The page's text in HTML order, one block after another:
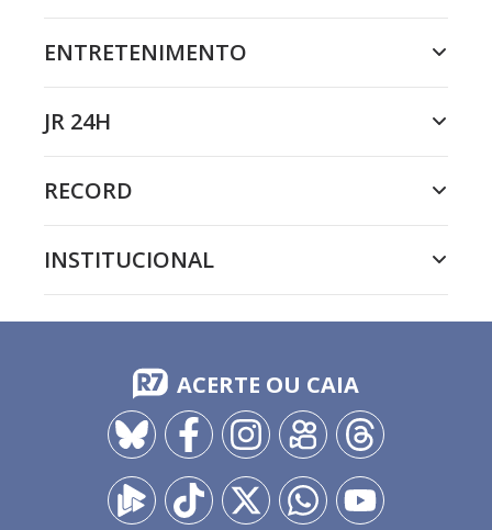
ENTRETENIMENTO
JR 24H
RECORD
INSTITUCIONAL
ACERTE OU CAIA